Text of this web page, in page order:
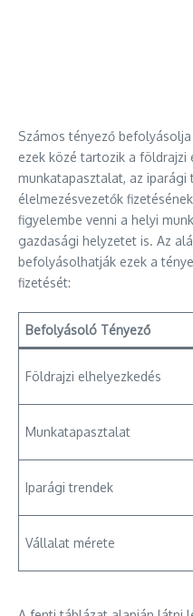
Számos tényező
ezek közé tartozik a földrajzi
munkatapasztalat, az
élelmezésvezetők
figyelembe venni a helyi
gazdasági helyzetet is. Az
befolyásolhatják ezek a
fizetését:
Befolyásoló Tényező
Földrajzi elhelyezkedés
Munkatapasztalat
Iparági trendek
Vállalat mérete